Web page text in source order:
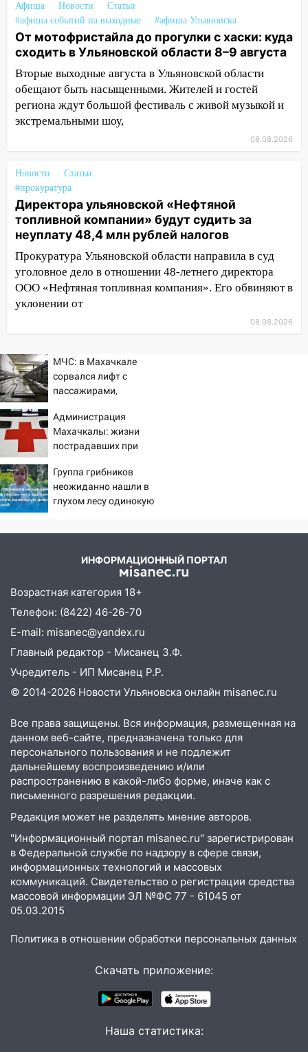
13:14
Ураган оторвал светофор на
проспекте Филатова в Ульяновске
13:12 Дерево пробило крышу дома на
Новгородской в Ульяновске и рухнуло
на электрощит
13:10 В Заволжском районе дерево
упало во дворе
Ураган ударил по Ульяновску:
затопленные улицы и остановившиеся
трамваи
12:17 Ульяновск накрыл крупный град:
после ливня город снова уходит под
воду
12:12 Прокуратура взяла на контроль
ДТП с шестилетним ребёнком на улице
Федерации
Федерации: возбуждено уголовное дело
11:16
В Ульяновске ищут 37-летнего
мужчину, пропавшего ещё 19 июля
10:30
От мотофристайла до прогулки с
хаски: куда сходить в Ульяновской
области 8–9 августа
10:11
Директора ульяновской
«Нефтяной топливной компании» будут
судить за неуплату 48,4 млн рублей
Дети на дорогах: пострадали
велосипедисты, мотоциклисты и
Ульяновской области
08:30
домов и выстрел за водку
Какая погоды будет днем 8
августа
Ульяновске останется закрытым до
утра 10 августа
05:18 Судьба готовит сюрприз: гороскоп
на 8 августа — кому повезет с
деньгами, а кого ждет неожиданная
04:47
В Ульяновской области объявили
ракетную опасность: звучат сирены
07.08.2026
20:40 Ульяновские аграрии смогут
купить тракторы с отсрочкой платежа
до декабря
19:34
В следственном управлении
мероприятие, приуроченное к
празднованию Дня сотрудника органов
следствия Российской Федерации
Ульяновцев приглашают
Афиша Новости
Статьи
#афиша событий на выходные
#афиша Ульяновска
От мотофристайла до прогулки с хаски: куда
сходить в Ульяновской области 8–9 августа
Вторые выходные августа в Ульяновской области
обещают быть насыщенными. Жителей и гостей
региона ждут большой фестиваль с живой музыкой и
экстремальными шоу,
08.08.2026
Новости
Статьи
#прокуратура
Директора ульяновской «Нефтяной
топливной компании» будут судить за
неуплату 48,4 млн рублей налогов
Прокуратура Ульяновской области направила в суд
уголовное дело в отношении 48-летнего директора
ООО «Нефтяная топливная компания». Его обвиняют в
уклонении от
08.08.2026
МЧС: в Махачкале
сорвался лифт с
пассажирами,
человека
Администрация
Махачкалы: жизни
пострадавших при
угрожает
Группа грибников
неожиданно нашли в
глухом лесу одинокую
ИНФОРМАЦИОННЫЙ ПОРТАЛ
Возрастная категория 18+
Телефон: (8422) 46-26-70
E-mail: misanec@yandex.ru
Главный редактор - Мисанец З.Ф.
Учредитель - ИП Мисанец Р.Р.
© 2014-2026 Новости Ульяновска онлайн misanec.ru
Все права защищены. Вся информация, размещенная на
данном веб-сайте, предназначена только для
персонального пользования и не подлежит
дальнейшему воспроизведению и/или
распространению в какой-либо форме, иначе как с
письменного разрешения редакции.
Редакция может не разделять мнение авторов.
"Информационный портал misanec.ru" зарегистрирован
в Федеральной службе по надзору в сфере связи,
информационных технологий и массовых
коммуникаций. Свидетельство о регистрации средства
массовой информации ЭЛ №ФС 77 - 61045 от
05.03.2015
Политика в отношении обработки персональных данных
Скачать приложение:
Наша статистика: